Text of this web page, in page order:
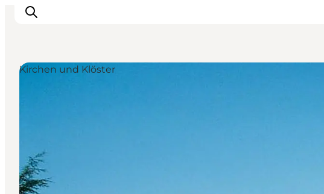
Übernachtung
Plane deine Reise
Booking
Kirchen und Klöster